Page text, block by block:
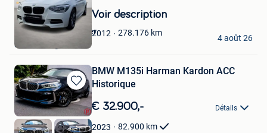
dans
Mes
Favoris
Voir description
2012 278.176 km
Onlineveilingmeester
Soesterberg
4 août 26
Sauvegarder
dans
Mes
Favoris
BMW M135i Harman Kardon ACC
Historique
€ 32.900,- Détails
2023 82.900 km